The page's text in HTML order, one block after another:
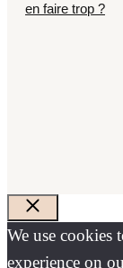
en faire trop ?
Fermer
We use cookies
experience on